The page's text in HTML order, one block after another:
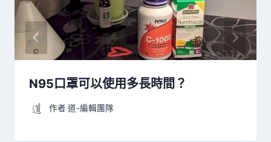
N95口罩可以使用多長時間？
作者 道-編輯團隊